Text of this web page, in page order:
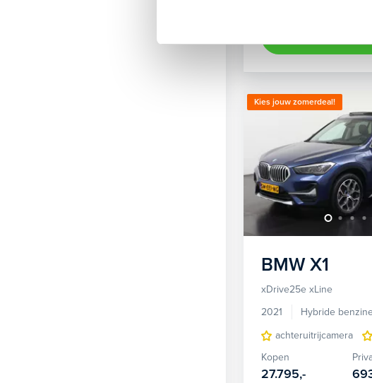
Kies jouw zomerdeal!
BMW X1
xDrive25e xLine
2021
Hybride
achteruitrijcamera
Kopen
27.795,-